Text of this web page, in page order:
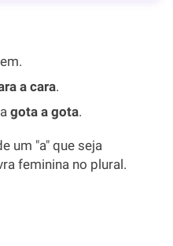
a cara.
gota a gota.
um "a" que seja
feminina no plural.